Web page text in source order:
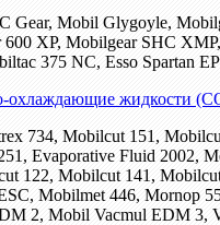
Gear, Mobil Glygoyle,
600 XP, Mobilgear SHC
375 NC, Esso Spartan EP
охлаждающие жидкости
734, Mobilcut 151,
Evaporative Fluid 2002,
122, Mobilcut 141,
Mobilmet 446, Mornop
2, Mobil Vacmul EDM 3,